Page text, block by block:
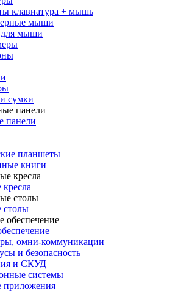
клавиатура + мышь
мыши
мыши
сумки
панели
планшеты
книги
столы
омни-коммуникации
и безопасность
и СКУД
системы